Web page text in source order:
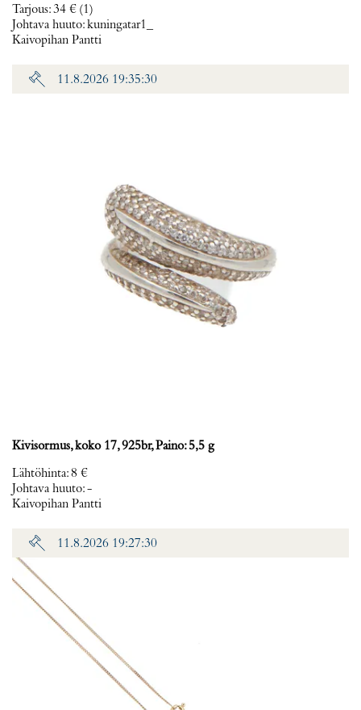
Tarjous:34 € (1)
Johtava huuto:kuningatar1_
Kaivopihan Pantti
11.8.2026 19:35:30
Kivisormus, koko 17, 925br, Paino: 5,5 g
Lähtöhinta:8 €
Johtava huuto:-
Kaivopihan Pantti
11.8.2026 19:27:30